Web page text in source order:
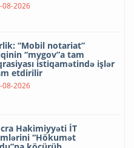
08-2026
“Mobil notariat”
“mygov”a tam
istiqamətində işlər
etdirilir
08-2026
Hakimiyyəti İT
“Hökumət